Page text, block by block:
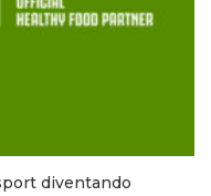
diventando